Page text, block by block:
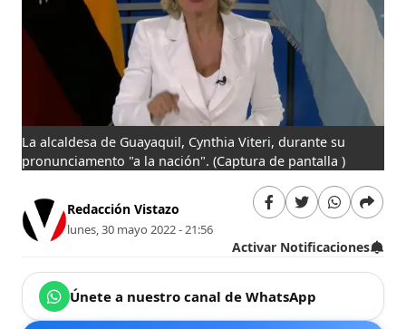
La alcaldesa de Guayaquil, Cynthia Viteri, durante su
pronunciamento "a la nación".(Captura de pantalla )
Redacción Vistazo
lunes, 30 mayo 2022 - 21:56
Activar Notificaciones
Únete a nuestro canal de WhatsApp